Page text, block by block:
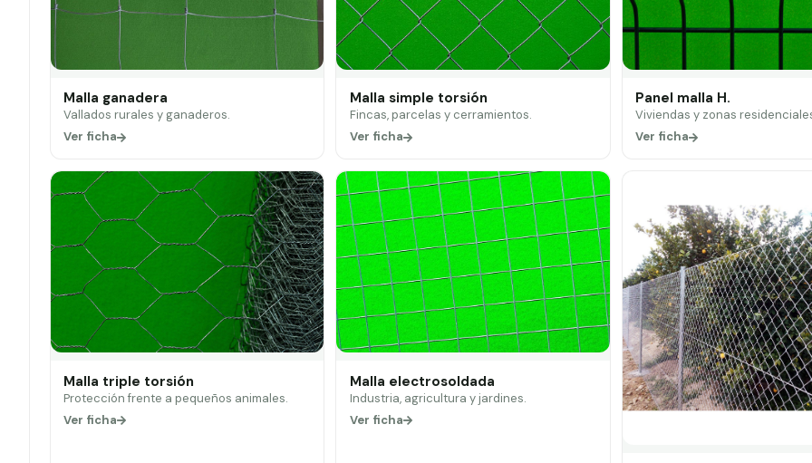
Malla ganadera
Vallados rurales y ganaderos.
Ver ficha
Malla simple torsión
Fincas, parcelas y cerramientos.
Ver ficha
Panel malla H.
Viviendas y zonas
Ver ficha
Malla triple torsión
Protección frente a pequeños animales.
Ver ficha
Malla electrosoldada
Industria, agricultura y jardines.
Ver ficha